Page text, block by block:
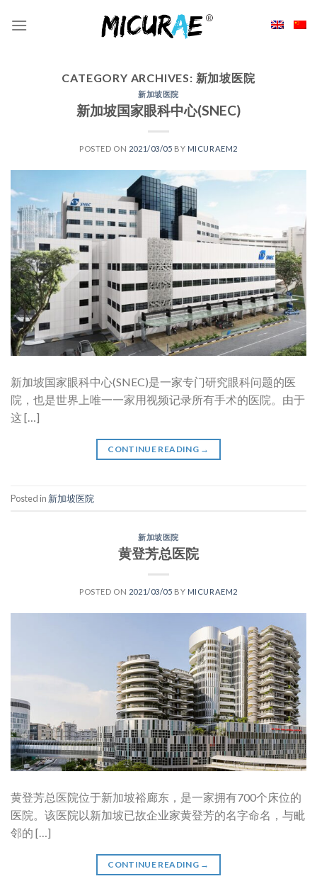
CATEGORY ARCHIVES: 新加坡医院
新加坡医院
新加坡国家眼科中心(SNEC)
POSTED ON 2021/03/05 BY MICURAEM2
新加坡国家眼科中心(SNEC)是一家专门研究眼科问题的医
院，也是世界上唯一一家用视频记录所有手术的医院。由于
这 […]
CONTINUE READING →
Posted in 新加坡医院
新加坡医院
黄登芳总医院
POSTED ON 2021/03/05 BY MICURAEM2
黄登芳总医院位于新加坡裕廊东，是一家拥有700个床位的
医院。该医院以新加坡已故企业家黄登芳的名字命名，与毗
邻的 […]
CONTINUE READING →